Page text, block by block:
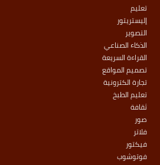
تعليم
إليستريتور
التصوير
الذكاء الصناعي
القراءة السريعة
تصميم المواقع
تجارة الكترونية
تعليم الطبخ
ثقافة
صور
فلاتر
فيكتور
فوتوشوب